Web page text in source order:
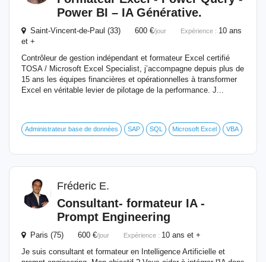
Power BI – IA Générative.
Saint-Vincent-de-Paul (33) 600 €/jour Expérience : 10 ans
et +
Contrôleur de gestion indépendant et formateur Excel certifié
TOSA / Microsoft Excel Specialist, j’accompagne depuis plus de
15 ans les équipes financières et opérationnelles à transformer
Excel en véritable levier de pilotage de la performance. J...
Administrateur base de données SAP SQL Microsoft Excel VBA
Fréderic E.
Consultant- formateur IA -
Prompt Engineering
Paris (75) 600 €/jour Expérience : 10 ans et +
Je suis consultant et formateur en Intelligence Artificielle et